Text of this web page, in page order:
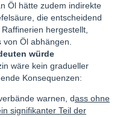
Öl hätte zudem indirekte
die entscheidend
hergestellt,
Öl abhängen.
würde
wäre kein gradueller
Konsequenzen:
warnen, dass ohne
signifikanter Teil der